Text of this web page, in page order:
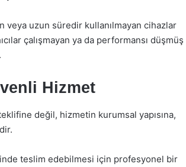
veya uzun süredir kullanılmayan cihazlar
çalışmayan ya da performansı düşmüş
Hizmet
değil, hizmetin kurumsal yapısına,
teslim edebilmesi için profesyonel bir